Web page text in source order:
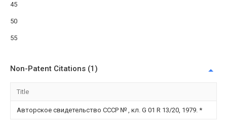
45
50
55
Non-Patent Citations (1)
Title
Авторское свидетельство СССР № , кл. G 01 R 13/20, 1979. *